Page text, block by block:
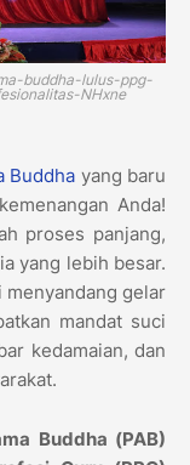
buddha-lulus-ppg-
NHxne
Buddha yang baru
Anda!
proses panjang,
yang lebih besar.
menyandang gelar
mandat suci
kedamaian, dan
Buddha (PAB)